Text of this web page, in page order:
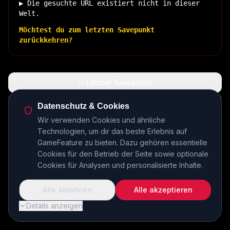
▶ Die gesuchte URL existiert nicht in dieser
Welt.
Möchtest du zum letzten Savepunkt
zurückkehren?
🏠 Zurück zur Basis
INSERT COIN TO CONTINUE...
Datenschutz & Cookies
Wir verwenden Cookies und ähnliche
Technologien, um dir das beste Erlebnis auf
GameFeature zu bieten. Dazu gehören essentielle
Cookies für den Betrieb der Seite sowie optionale
Cookies für Analysen und personalisierte Inhalte.
Details anzeigen
Alle ablehnen Alle akzeptieren